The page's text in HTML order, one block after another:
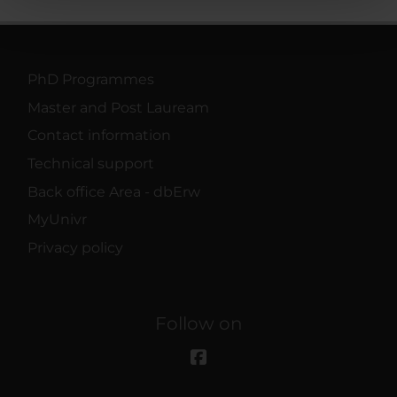
PhD Programmes
Master and Post Lauream
Contact information
Technical support
Back office Area - dbErw
MyUnivr
Privacy policy
Follow on